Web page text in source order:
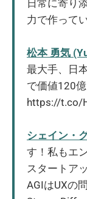
日常に寄り
力で作って
松本 勇気
最大手、日
で価値120
https://t.co/
シェイン・
す！私もエ
スタートア
AGIはUXの